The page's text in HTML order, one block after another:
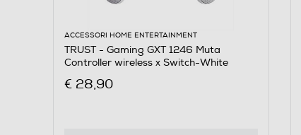
ACCESSORI HOME ENTERTAINMENT
TRUST - Gaming GXT 1246 Muta
Controller wireless x Switch-White
€ 28,90